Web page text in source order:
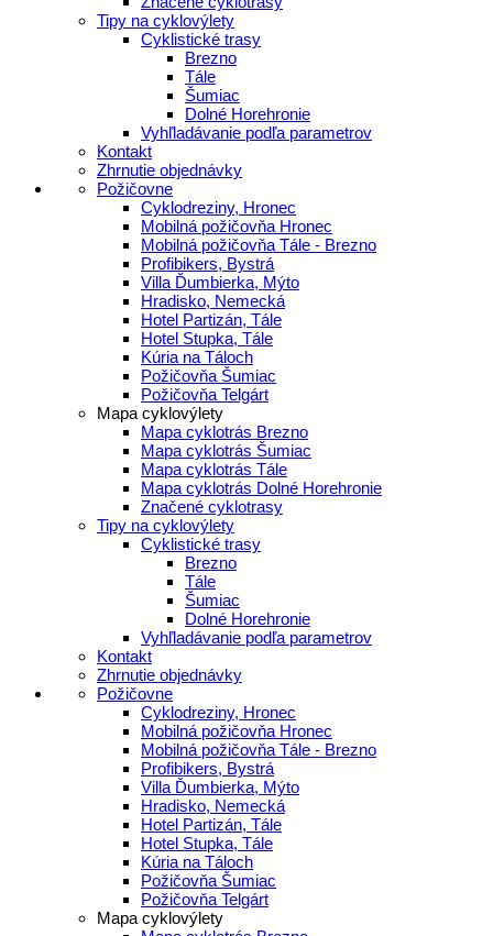
Tipy na cyklovýlety
Cyklistické trasy
Brezno
Tále
Šumiac
Dolné Horehronie
Vyhľladávanie podľa parametrov
Kontakt
Zhrnutie objednávky
Požičovne
Cyklodreziny, Hronec
Mobilná požičovňa Hronec
Mobilná požičovňa Tále - Brezno
Profibikers, Bystrá
Villa Ďumbierka, Mýto
Hradisko, Nemecká
Hotel Partizán, Tále
Hotel Stupka, Tále
Kúria na Táloch
Požičovňa Šumiac
Požičovňa Telgárt
Mapa cyklovýlety
Mapa cyklotrás Brezno
Mapa cyklotrás Šumiac
Mapa cyklotrás Tále
Mapa cyklotrás Dolné Horehronie
Značené cyklotrasy
Tipy na cyklovýlety
Cyklistické trasy
Brezno
Tále
Šumiac
Dolné Horehronie
Vyhľladávanie podľa parametrov
Kontakt
Zhrnutie objednávky
Požičovne
Cyklodreziny, Hronec
Mobilná požičovňa Hronec
Mobilná požičovňa Tále - Brezno
Profibikers, Bystrá
Villa Ďumbierka, Mýto
Hradisko, Nemecká
Hotel Partizán, Tále
Hotel Stupka, Tále
Kúria na Táloch
Požičovňa Šumiac
Požičovňa Telgárt
Mapa cyklovýlety